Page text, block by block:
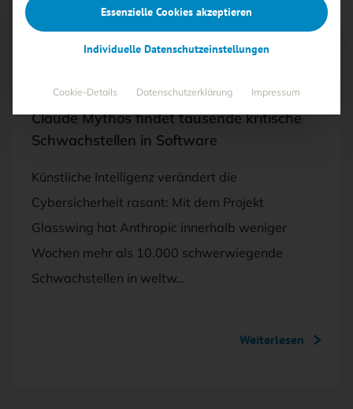
MANAGEMENT
Claude Mythos findet tausende kritische
Schwachstellen in Software
Künstliche Intelligenz verändert die
Cybersicherheit rasant: Mit dem Projekt
Glasswing hat Anthropic innerhalb weniger
Wochen mehr als 10.000 schwerwiegende
Schwachstellen in weltw…
Weiterlesen
Essenzielle Cookies akzeptieren
Individuelle Datenschutzeinstellungen
Cookie-Details Datenschutzerklärung Impressum